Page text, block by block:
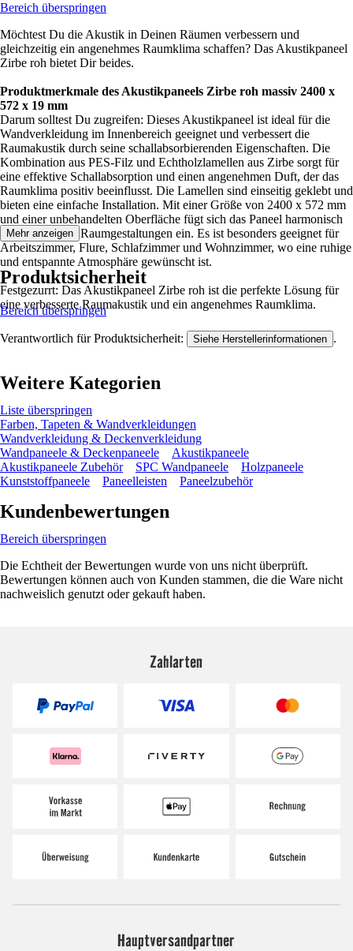
Bereich überspringen
Möchtest Du die Akustik in Deinen Räumen verbessern und
gleichzeitig ein angenehmes Raumklima schaffen? Das Akustikpaneel
Zirbe roh bietet Dir beides.
Produktmerkmale des Akustikpaneels Zirbe roh massiv 2400 x
572 x 19 mm
Darum solltest Du zugreifen: Dieses Akustikpaneel ist ideal für die
Wandverkleidung im Innenbereich geeignet und verbessert die
Raumakustik durch seine schallabsorbierenden Eigenschaften. Die
Kombination aus PES-Filz und Echtholzlamellen aus Zirbe sorgt für
eine effektive Schallabsorption und einen angenehmen Duft, der das
Raumklima positiv beeinflusst. Die Lamellen sind einseitig geklebt und
bieten eine einfache Installation. Mit einer Größe von 2400 x 572 mm
und einer unbehandelten Oberfläche fügt sich das Paneel harmonisch
in verschiedene Raumgestaltungen ein. Es ist besonders geeignet für
Arbeitszimmer, Flure, Schlafzimmer und Wohnzimmer, wo eine ruhige
und entspannte Atmosphäre gewünscht ist.
Festgezurrt: Das Akustikpaneel Zirbe roh ist die perfekte Lösung für
eine verbesserte Raumakustik und ein angenehmes Raumklima.
Mehr anzeigen
Produktsicherheit
Bereich überspringen
Verantwortlich für Produktsicherheit: Siehe Herstellerinformationen .
Weitere Kategorien
Liste überspringen
Farben, Tapeten & Wandverkleidungen
Wandverkleidung & Deckenverkleidung
Wandpaneele & Deckenpaneele
Akustikpaneele
Akustikpaneele Zubehör
SPC Wandpaneele
Holzpaneele
Kunststoffpaneele
Paneelleisten Paneelzubehör
Kundenbewertungen
Bereich überspringen
Die Echtheit der Bewertungen wurde von uns nicht überprüft.
Bewertungen können auch von Kunden stammen, die die Ware nicht
nachweislich genutzt oder gekauft haben.
Zahlarten
Hauptversandpartner